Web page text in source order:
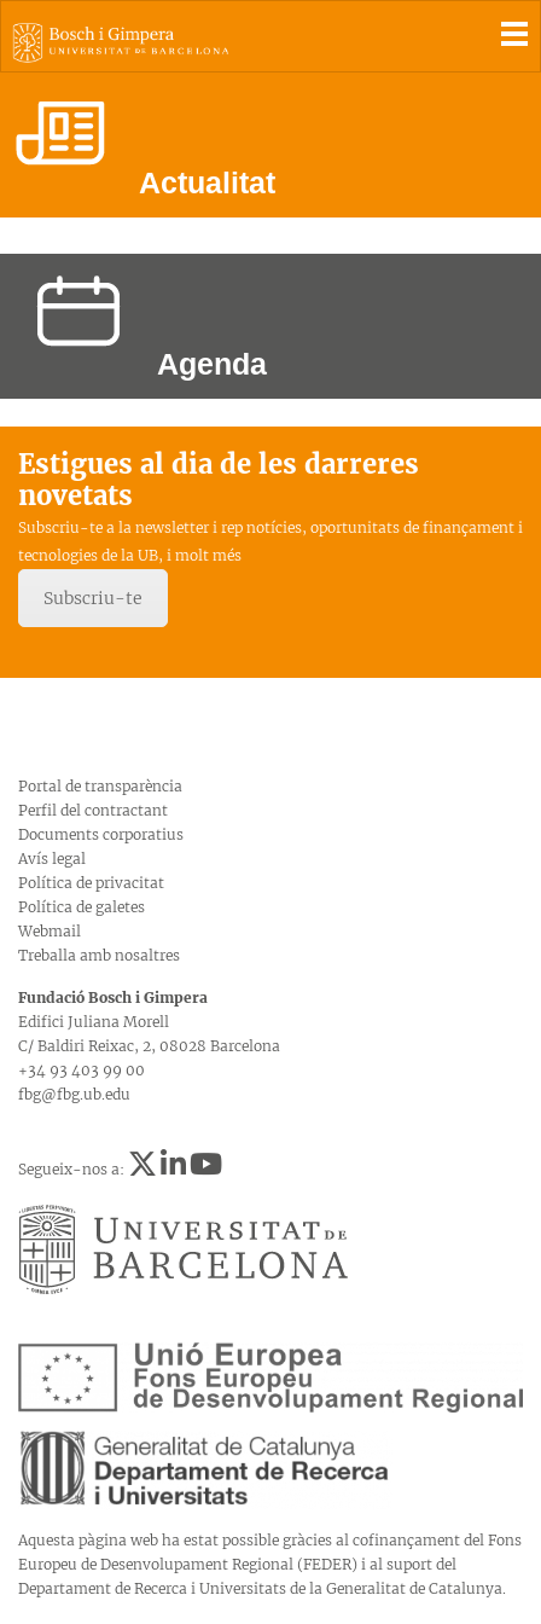
Actualitat
Agenda
Estigues al dia de les darreres
novetats
Subscriu-te a la newsletter i rep notícies, oportunitats de finançament i
tecnologies de la UB, i molt més
Subscriu-te
Portal de transparència
Perfil del contractant
Documents corporatius
Avís legal
Política de privacitat
Política de galetes
Webmail
Treballa amb nosaltres
Fundació Bosch i Gimpera
Edifici Juliana Morell
C/ Baldiri Reixac, 2, 08028 Barcelona
+34 93 403 99 00
fbg@fbg.ub.edu
Segueix-nos a:
Aquesta pàgina web ha estat possible gràcies al cofinançament del Fons
Europeu de Desenvolupament Regional (FEDER) i al suport del
Departament de Recerca i Universitats de la Generalitat de Catalunya.